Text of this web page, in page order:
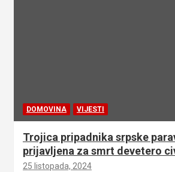
DOMOVINA VIJESTI
Trojica pripadnika srpske
prijavljena za smrt devetero
25 listopada, 2024